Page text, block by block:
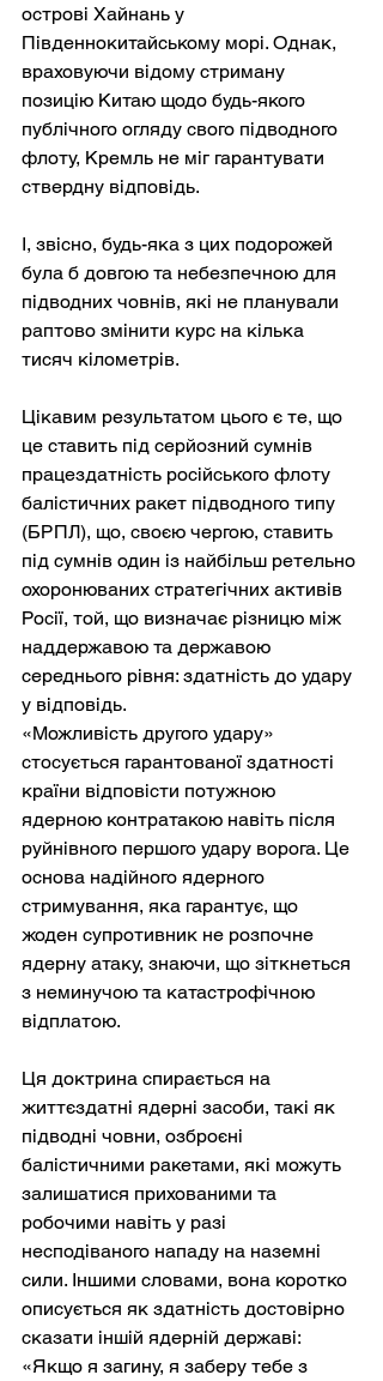
острові Хайнань у
Південнокитайському морі. Однак,
враховуючи відому стриману
позицію Китаю щодо будь-якого
публічного огляду свого підводного
флоту, Кремль не міг гарантувати
ствердну відповідь.
І, звісно, будь-яка з цих подорожей
була б довгою та небезпечною для
підводних човнів, які не планували
раптово змінити курс на кілька
тисяч кілометрів.
Цікавим результатом цього є те, що
це ставить під серйозний сумнів
працездатність російського флоту
балістичних ракет підводного типу
(БРПЛ), що, своєю чергою, ставить
під сумнів один із найбільш ретельно
охоронюваних стратегічних активів
Росії, той, що визначає різницю між
наддержавою та державою
середнього рівня: здатність до удару
у відповідь.
«Можливість другого удару»
стосується гарантованої здатності
країни відповісти потужною
ядерною контратакою навіть після
руйнівного першого удару ворога. Це
основа надійного ядерного
стримування, яка гарантує, що
жоден супротивник не розпочне
ядерну атаку, знаючи, що зіткнеться
з неминучою та катастрофічною
відплатою.
Ця доктрина спирається на
життєздатні ядерні засоби, такі як
підводні човни, озброєні
балістичними ракетами, які можуть
залишатися прихованими та
робочими навіть у разі
несподіваного нападу на наземні
сили. Іншими словами, вона коротко
описується як здатність достовірно
сказати іншій ядерній державі:
«Якщо я загину, я заберу тебе з